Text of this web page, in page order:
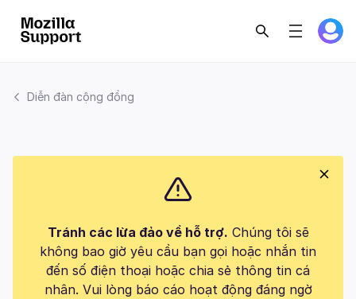
Diễn đàn cộng đồng
Tránh các lừa đảo về hỗ trợ. Chúng tôi sẽ
không bao giờ yêu cầu bạn gọi hoặc nhắn tin
đến số điện thoại hoặc chia sẻ thông tin cá
nhân. Vui lòng báo cáo hoạt động đáng ngờ